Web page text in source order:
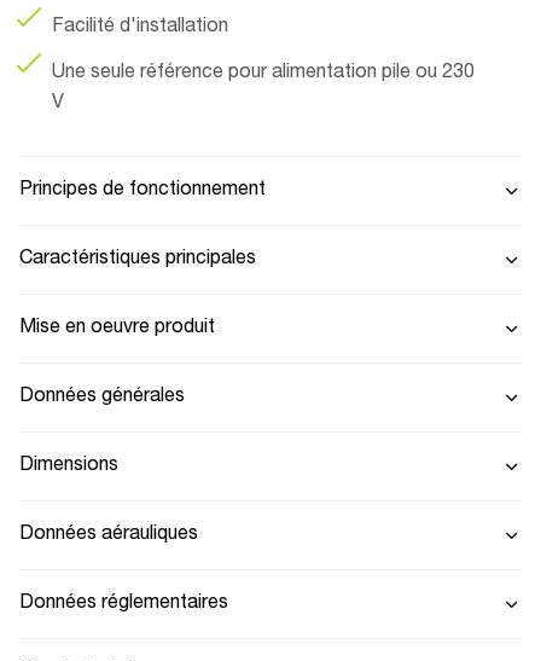
Facilité d'installation
Une seule référence pour alimentation pile ou 230
V
Principes de fonctionnement
Caractéristiques principales
Mise en oeuvre produit
Données générales
Dimensions
Données aérauliques
Données réglementaires